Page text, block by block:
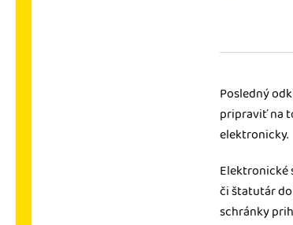
ďalšími
Posledný
pripraviť na
elektronicky.
Elektronické
či štatutár
schránky